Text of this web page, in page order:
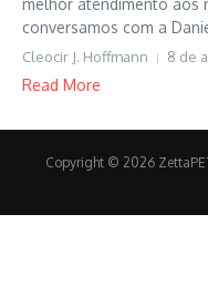
melhor atendimento aos
conversamos com a
Cleocir J. Hoffmann 8 de
Read More
Copyright © 2026